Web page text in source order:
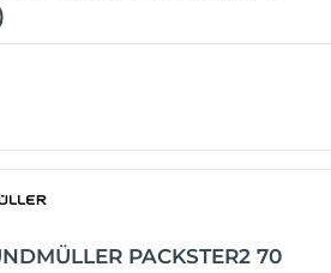
PACKSTER2 70